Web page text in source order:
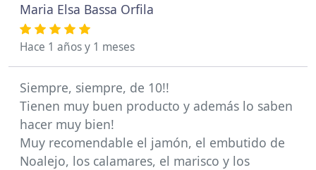
Maria Elsa Bassa Orfila
Hace 1 años y 1 meses
Siempre, siempre, de 10!!
Tienen muy buen producto y además lo saben
hacer muy bien!
Muy recomendable el jamón, el embutido de
Noalejo, los calamares, el marisco y los